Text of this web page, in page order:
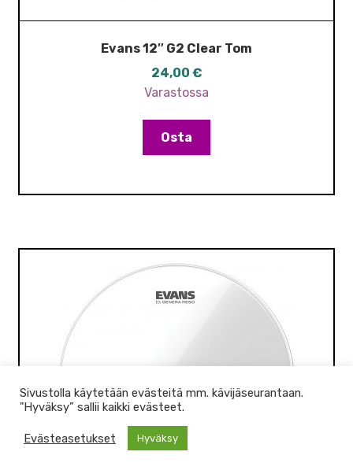
Evans 12″ G2 Clear Tom
24,00 €
Varastossa
Osta
Sivustolla käytetään evästeitä mm. kävijäseurantaan.
"Hyväksy” sallii kaikki evästeet.
Evästeasetukset Hyväksy